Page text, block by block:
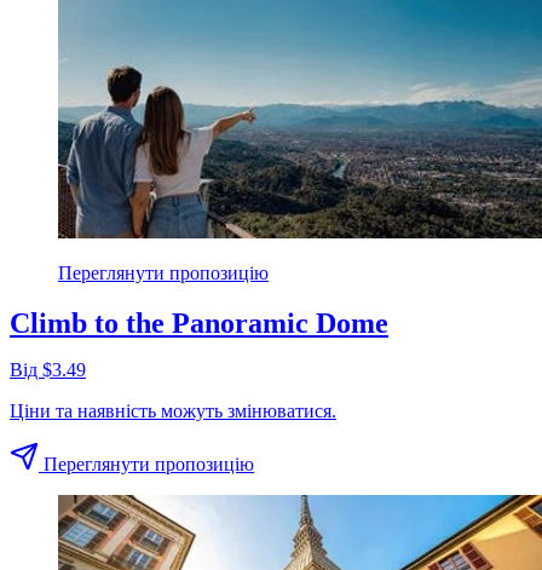
Переглянути пропозицію
Climb to the Panoramic Dome
Від $3.49
Ціни та наявність можуть змінюватися.
Переглянути пропозицію